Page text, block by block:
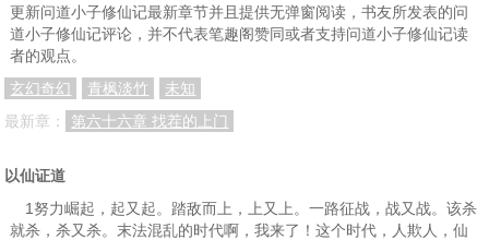
更新问道小子修仙记最新章节并且提供无弹窗阅读，书友所发表的问
道小子修仙记评论，并不代表笔趣阁赞同或者支持问道小子修仙记读
者的观点。
玄幻奇幻
青枫淡竹
未知
最新章：
第六十六章 找茬的上门
以仙证道
1努力崛起，起又起。踏敌而上，上又上。一路征战，战又战。该杀
就杀，杀又杀。末法混乱的时代啊，我来了！这个时代，人欺人，仙